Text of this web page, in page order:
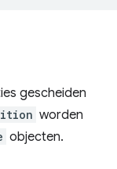
gescheiden
worden
objecten.